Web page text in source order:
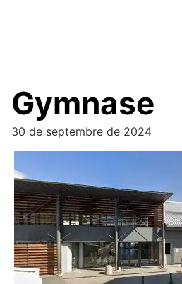
Gymnase
30 de septembre de 2024